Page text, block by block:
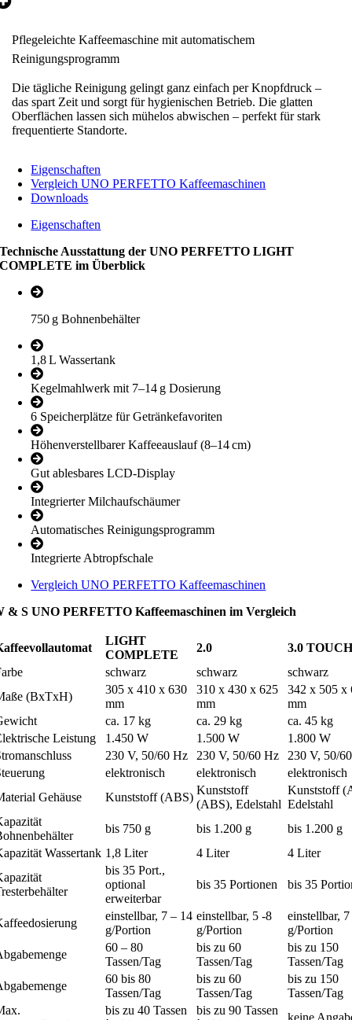
Pflegeleichte Kaffeemaschine mit automatischem
Reinigungsprogramm
Die tägliche Reinigung gelingt ganz einfach per Knopfdruck –
das spart Zeit und sorgt für hygienischen Betrieb. Die glatten
Oberflächen lassen sich mühelos abwischen – perfekt für stark
frequentierte Standorte.
Eigenschaften
Vergleich UNO PERFETTO Kaffeemaschinen
Downloads
Eigenschaften
Technische Ausstattung der UNO PERFETTO LIGHT
COMPLETE im Überblick
750 g Bohnenbehälter
1,8 L Wassertank
Kegelmahlwerk mit 7–14 g Dosierung
6 Speicherplätze für Getränkefavoriten
Höhenverstellbarer Kaffeeauslauf (8–14 cm)
Gut ablesbares LCD-Display
Integrierter Milchaufschäumer
Automatisches Reinigungsprogramm
Integrierte Abtropfschale
Vergleich UNO PERFETTO Kaffeemaschinen
& S UNO PERFETTO Kaffeemaschinen im Vergleich
LIGHT
COMPLETE
2.0
3.0
schwarz schwarz
schwarz
(BxTxH)
305 x 410 x 630
mm
310 x 430 x 625
mm
342 x 505 x
mm
ca. 17 kg ca. 29 kg
ca. 45 kg
Leistung
1.450 W 1.500 W
1.800 W
230 V, 50/60 Hz 230 V, 50/60 Hz
230 V, 50/
elektronisch elektronisch
elektronisch
Gehäuse
Kunststoff (ABS)
Kunststoff
(ABS), Edelstahl
Kunststoff
Edelstahl
bis 750 g bis 1.200 g
bis 1.200 g
Wassertank 1,8 Liter 4 Liter
4 Liter
bis 35 Port.,
optional
erweiterbar
bis 35 Portionen bis 35
einstellbar, 7 – 14
g/Portion
einstellbar, 5 -8
g/Portion
einstellbar,
g/Portion
60 – 80
Tassen/Tag
bis zu 60
Tassen/Tag
bis zu 150
Tassen/Tag
60 bis 80
Tassen/Tag
bis zu 60
Tassen/Tag
bis zu 150
Tassen/Tag
bis zu 40 Tassen
bis zu 90 Tassen
keine